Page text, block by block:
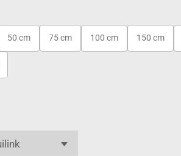
50 cm 75 cm 100 cm 150 cm